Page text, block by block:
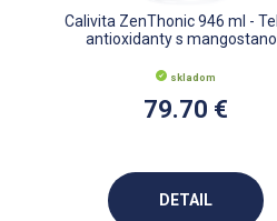
Calivita ZenThonic 946 ml -
antioxidanty s
skladom
79.70 €
DETAIL